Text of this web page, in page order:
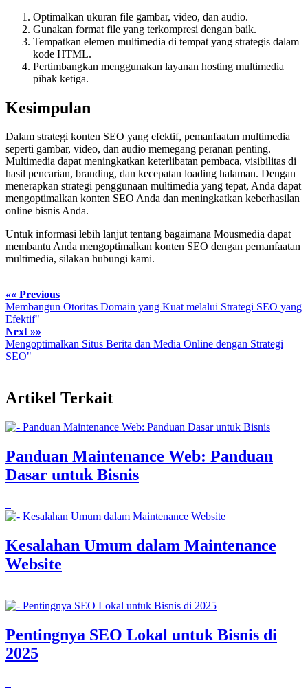
Optimalkan ukuran file gambar, video, dan audio.
Gunakan format file yang terkompresi dengan baik.
Tempatkan elemen multimedia di tempat yang strategis dalam
kode HTML.
Pertimbangkan menggunakan layanan hosting multimedia
pihak ketiga.
Kesimpulan
Dalam strategi konten SEO yang efektif, pemanfaatan multimedia
seperti gambar, video, dan audio memegang peranan penting.
Multimedia dapat meningkatkan keterlibatan pembaca, visibilitas di
hasil pencarian, branding, dan kecepatan loading halaman. Dengan
menerapkan strategi penggunaan multimedia yang tepat, Anda dapat
mengoptimalkan konten SEO Anda dan meningkatkan keberhasilan
online bisnis Anda.
Untuk informasi lebih lanjut tentang bagaimana Mousmedia dapat
membantu Anda mengoptimalkan konten SEO dengan pemanfaatan
multimedia, silakan hubungi kami.
«« Previous
Membangun Otoritas Domain yang Kuat melalui Strategi SEO yang
Efektif"
Next »»
Mengoptimalkan Situs Berita dan Media Online dengan Strategi
SEO"
Artikel Terkait
Panduan Maintenance Web: Panduan
Dasar untuk Bisnis
Kesalahan Umum dalam Maintenance
Website
Pentingnya SEO Lokal untuk Bisnis di
2025